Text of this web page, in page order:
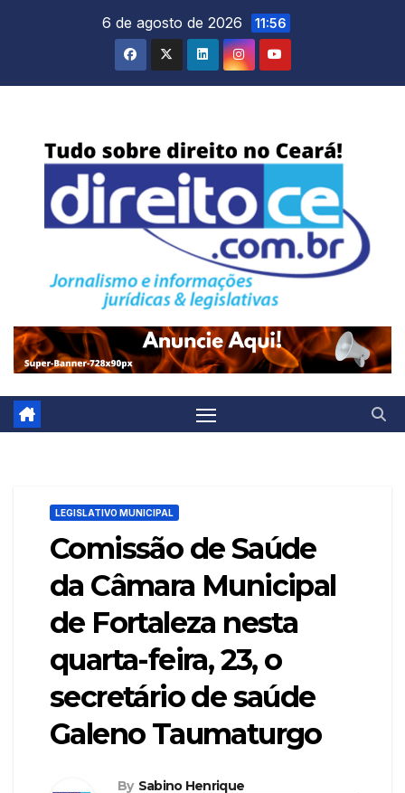
6 de agosto de 2026 11:56
LEGISLATIVO MUNICIPAL
Comissão de Saúde
da Câmara Municipal
de Fortaleza nesta
quarta-feira, 23, o
secretário de saúde
Galeno Taumaturgo
By Sabino Henrique